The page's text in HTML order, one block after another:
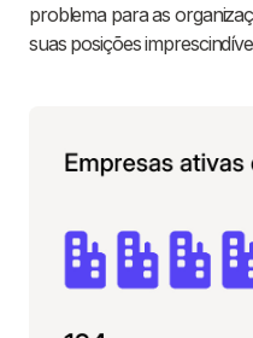
problema para as
suas posições